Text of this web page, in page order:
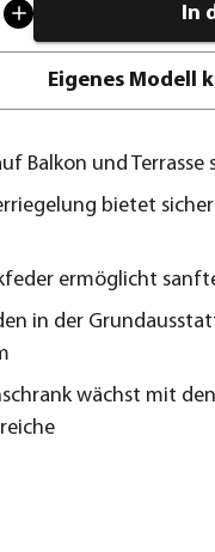
In
Eigenes Modell
Balkon und
bietet
ermöglicht
in der
wächst mit